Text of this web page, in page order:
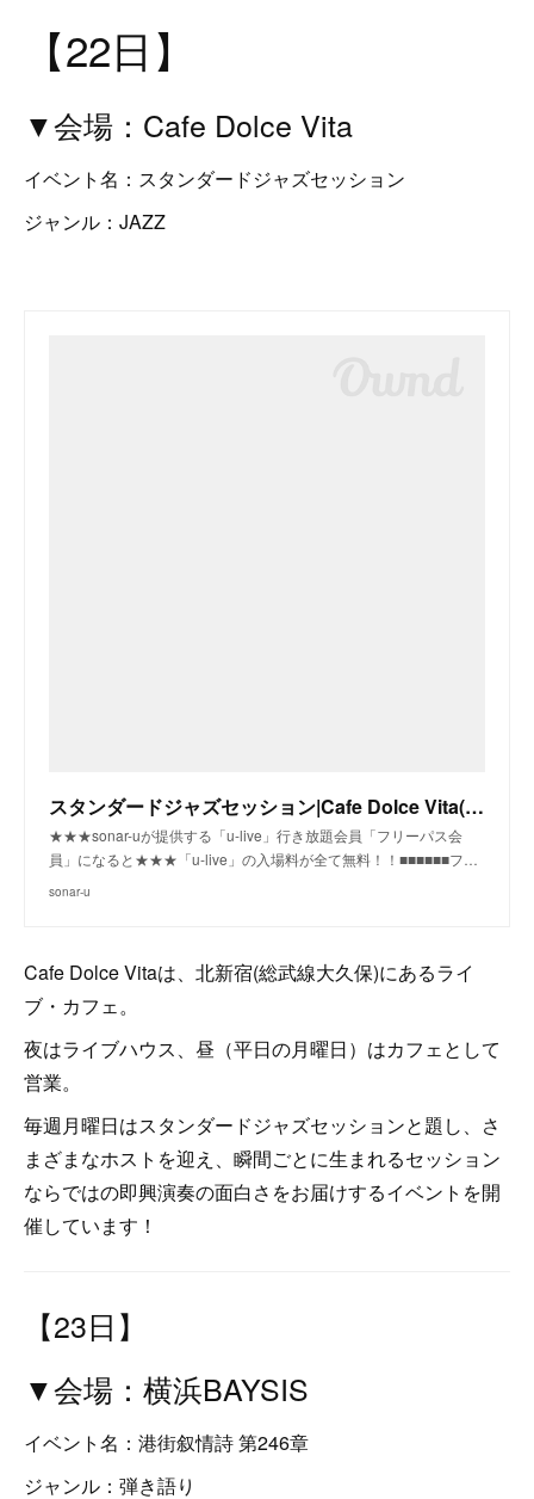
【22日】
▼会場：Cafe Dolce Vita
イベント名：スタンダードジャズセッション
ジャンル：JAZZ
スタンダードジャズセッション|Cafe Dolce Vita(大久保)|sonar-u
★★★sonar-uが提供する「u-live」行き放題会員「フリーパス会
員」になると★★★「u-live」の入場料が全て無料！！■■■■■■フ…
sonar-u
Cafe Dolce Vitaは、北新宿(総武線大久保)にあるライ
ブ・カフェ。
夜はライブハウス、昼（平日の月曜日）はカフェとして
営業。
毎週月曜日はスタンダードジャズセッションと題し、さ
まざまなホストを迎え、瞬間ごとに生まれるセッション
ならではの即興演奏の面白さをお届けするイベントを開
催しています！
【23日】
▼会場：横浜BAYSIS
イベント名：港街叙情詩 第246章
ジャンル：弾き語り